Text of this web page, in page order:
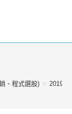
、程式選股) >